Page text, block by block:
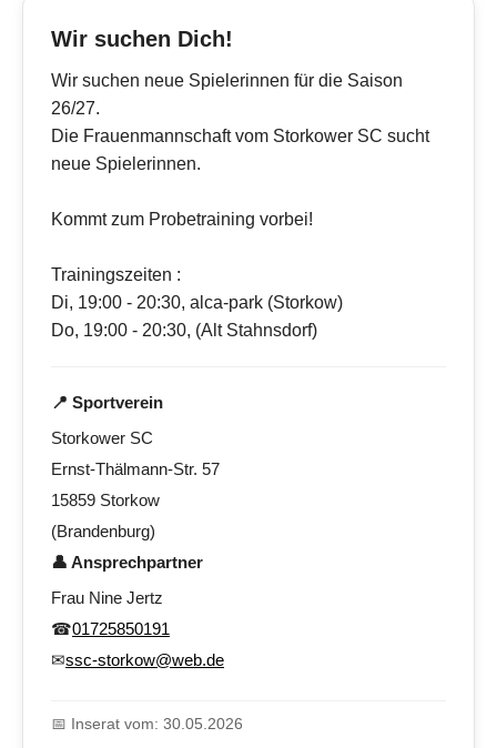
Wir suchen Dich!
Wir suchen neue Spielerinnen für die Saison
26/27.
Die Frauenmannschaft vom Storkower SC sucht
neue Spielerinnen.
Kommt zum Probetraining vorbei!
Trainingszeiten :
Di, 19:00 - 20:30, alca-park (Storkow)
Do, 19:00 - 20:30, (Alt Stahnsdorf)
📍 Sportverein
Storkower SC
Ernst-Thälmann-Str. 57
15859 Storkow
(Brandenburg)
👤 Ansprechpartner
Frau Nine Jertz
☎01725850191
✉ssc-storkow@web.de
📅 Inserat vom: 30.05.2026